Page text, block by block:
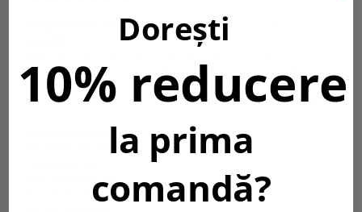
Temperatura culoare [K]::6000K, 4500K, 2700K, 2800K
3800156624887, 3800156624894, 3800156624900, 3800156624917,
3800156624924, 3800156624931, 3800156624948, 3800156624979,
3800156624986, 3800156624993, 3800156624962, 3800156624955
A++
Tensiune intrare::185-260Vac
Bucati in cutie::40, 30, 20, 10
Dorești
10% reducere
la prima
comandă?